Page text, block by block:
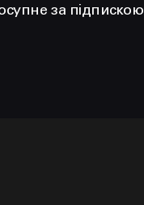
за підпискою